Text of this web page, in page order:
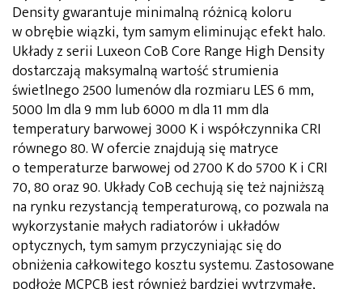
Density gwarantuje minimalną różnicą koloru
w obrębie wiązki, tym samym eliminując efekt halo.
Układy z serii Luxeon CoB Core Range High Density
dostarczają maksymalną wartość strumienia
świetlnego 2500 lumenów dla rozmiaru LES 6 mm,
5000 lm dla 9 mm lub 6000 m dla 11 mm dla
temperatury barwowej 3000 K i współczynnika CRI
równego 80. W ofercie znajdują się matryce
o temperaturze barwowej od 2700 K do 5700 K i CRI
70, 80 oraz 90. Układy CoB cechują się też najniższą
na rynku rezystancją temperaturową, co pozwala na
wykorzystanie małych radiatorów i układów
optycznych, tym samym przyczyniając się do
obniżenia całkowitego kosztu systemu. Zastosowane